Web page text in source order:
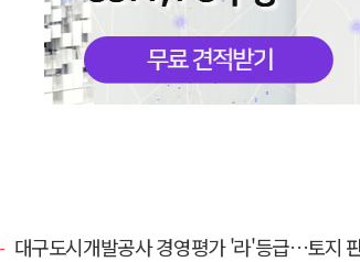
대구도시개발공사 경영평가 '라'등급…토지 판매 부진에 1년